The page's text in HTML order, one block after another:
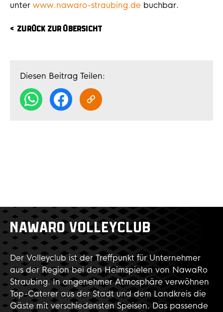
unter www.nawaro-straubing.de buchbar.
ZURÜCK ZUR ÜBERSICHT
Diesen Beitrag Teilen:
NAWARO VOLLEYCLUB
Der Volleyclub ist der Treffpunkt für Unternehmer
aus der Region bei den Heimspielen von NawaRo
Straubing. In angenehmer Atmosphäre verwöhnen
Top-Caterer aus der Stadt und dem Landkreis die
Gäste mit verschiedensten Speisen. Das passende